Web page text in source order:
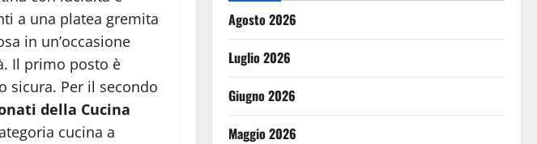
a una platea gremita
in un’occasione
Il primo posto è
sicura. Per il secondo
della Cucina
cucina a
Agosto 2026
Luglio 2026
Giugno 2026
Maggio 2026